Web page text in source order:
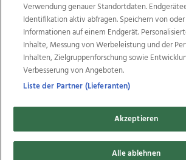
Weitere Angebote des
TV1 di-mog-i.at OÖNow
Life Radio
OÖNachrichten
OÖN Karriere
OÖN Reise
Regionaljobs
wasistlos.at
Copyrights © 2026 Tips Zeitungs
developed by11x11.net
Verwendung genauer Standortdaten.
Identifikation aktiv abfragen. Speichern von
Informationen auf einem Endgerät.
Inhalte, Messung von Werbeleistung und der
Inhalten, Zielgruppenforschung sowie
Verbesserung von Angeboten.
Liste der Partner (Lieferanten)
Akzeptieren
Alle ablehnen